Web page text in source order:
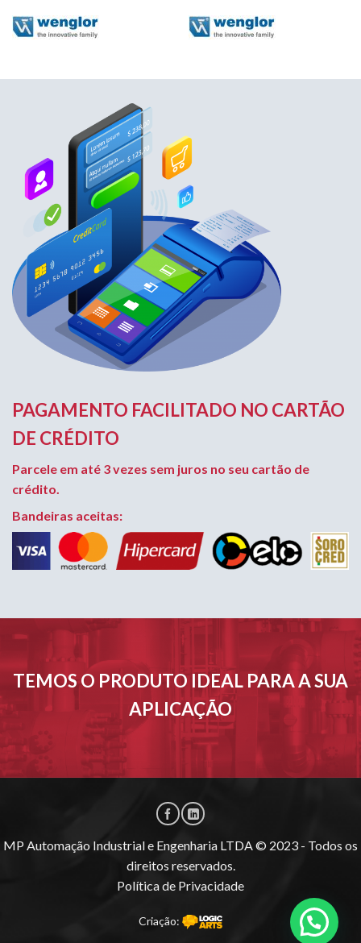
PAGAMENTO FACILITADO NO CARTÃO
DE CRÉDITO
Parcele em até 3 vezes sem juros no seu cartão de
crédito.
Bandeiras aceitas:
TEMOS O PRODUTO IDEAL PARA A SUA
APLICAÇÃO
MP Automação Industrial e Engenharia LTDA © 2023 - Todos os
direitos reservados.
Política de Privacidade
Criação: